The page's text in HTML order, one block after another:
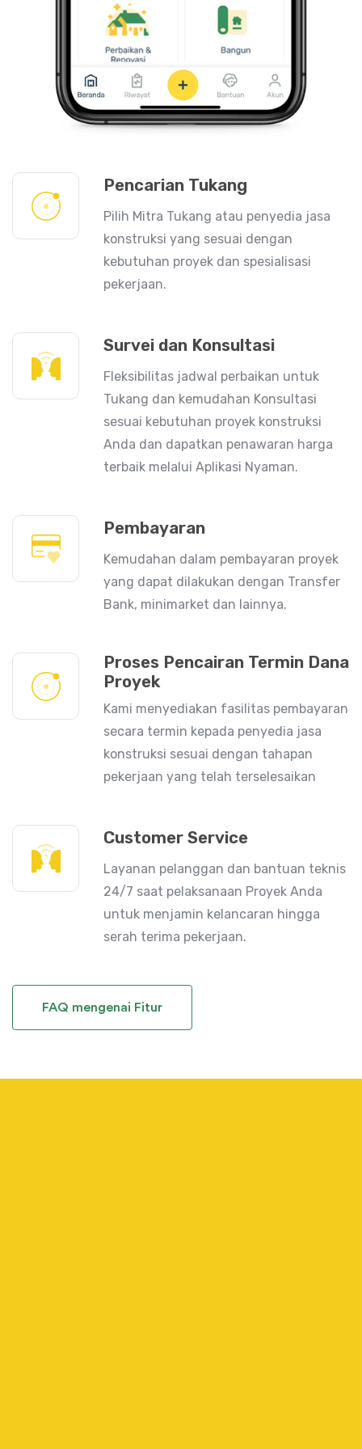
Pencarian Tukang
Pilih Mitra Tukang atau penyedia jasa
konstruksi yang sesuai dengan
kebutuhan proyek dan spesialisasi
pekerjaan.
Survei dan Konsultasi
Fleksibilitas jadwal perbaikan untuk
Tukang dan kemudahan Konsultasi
sesuai kebutuhan proyek konstruksi
Anda dan dapatkan penawaran harga
terbaik melalui Aplikasi Nyaman.
Pembayaran
Kemudahan dalam pembayaran proyek
yang dapat dilakukan dengan Transfer
Bank, minimarket dan lainnya.
Proses Pencairan Termin Dana
Proyek
Kami menyediakan fasilitas pembayaran
secara termin kepada penyedia jasa
konstruksi sesuai dengan tahapan
pekerjaan yang telah terselesaikan
Customer Service
Layanan pelanggan dan bantuan teknis
24/7 saat pelaksanaan Proyek Anda
untuk menjamin kelancaran hingga
serah terima pekerjaan.
FAQ mengenai Fitur